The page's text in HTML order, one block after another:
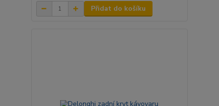
Přidat do košíku